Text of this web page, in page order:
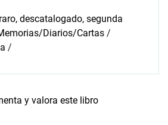
descatalogado, segunda
Diarios/Cartas /
/
y valora este libro